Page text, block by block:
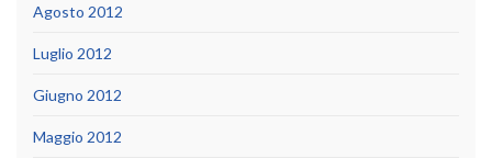
Agosto 2012
Luglio 2012
Giugno 2012
Maggio 2012